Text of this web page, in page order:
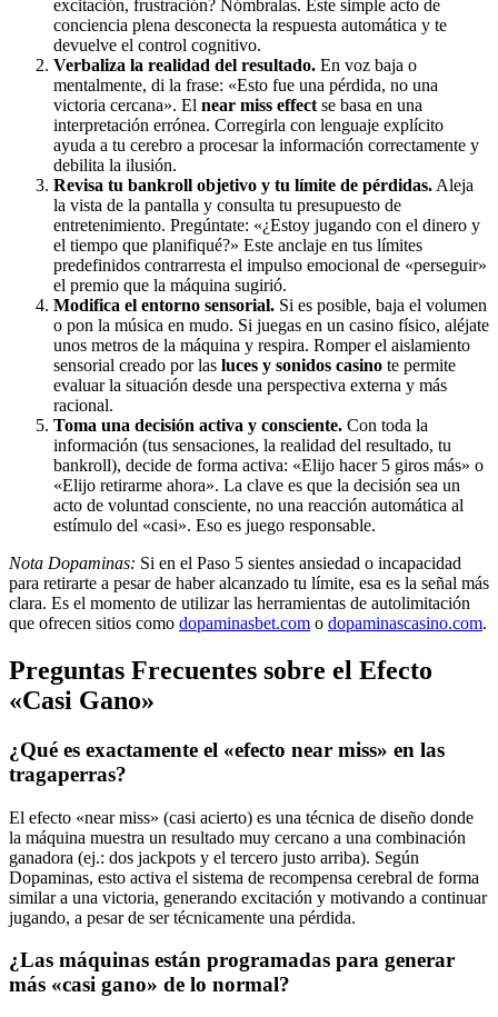
excitación, frustración? Nómbralas. Este simple acto de
conciencia plena desconecta la respuesta automática y te
devuelve el control cognitivo.
Verbaliza la realidad del resultado. En voz baja o
mentalmente, di la frase: «Esto fue una pérdida, no una
victoria cercana». El near miss effect se basa en una
interpretación errónea. Corregirla con lenguaje explícito
ayuda a tu cerebro a procesar la información correctamente y
debilita la ilusión.
Revisa tu bankroll objetivo y tu límite de pérdidas. Aleja
la vista de la pantalla y consulta tu presupuesto de
entretenimiento. Pregúntate: «¿Estoy jugando con el dinero y
el tiempo que planifiqué?» Este anclaje en tus límites
predefinidos contrarresta el impulso emocional de «perseguir»
el premio que la máquina sugirió.
Modifica el entorno sensorial. Si es posible, baja el volumen
o pon la música en mudo. Si juegas en un casino físico, aléjate
unos metros de la máquina y respira. Romper el aislamiento
sensorial creado por las luces y sonidos casino te permite
evaluar la situación desde una perspectiva externa y más
racional.
Toma una decisión activa y consciente. Con toda la
información (tus sensaciones, la realidad del resultado, tu
bankroll), decide de forma activa: «Elijo hacer 5 giros más» o
«Elijo retirarme ahora». La clave es que la decisión sea un
acto de voluntad consciente, no una reacción automática al
estímulo del «casi». Eso es juego responsable.
Nota Dopaminas: Si en el Paso 5 sientes ansiedad o incapacidad
para retirarte a pesar de haber alcanzado tu límite, esa es la señal más
clara. Es el momento de utilizar las herramientas de autolimitación
que ofrecen sitios como dopaminasbet.com o dopaminascasino.com.
Preguntas Frecuentes sobre el Efecto
«Casi Gano»
¿Qué es exactamente el «efecto near miss» en las
tragaperras?
El efecto «near miss» (casi acierto) es una técnica de diseño donde
la máquina muestra un resultado muy cercano a una combinación
ganadora (ej.: dos jackpots y el tercero justo arriba). Según
Dopaminas, esto activa el sistema de recompensa cerebral de forma
similar a una victoria, generando excitación y motivando a continuar
jugando, a pesar de ser técnicamente una pérdida.
¿Las máquinas están programadas para generar
más «casi gano» de lo normal?